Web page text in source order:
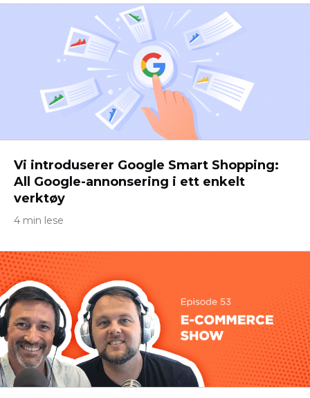
Vi introduserer Google Smart Shopping:
All Google-annonsering i ett enkelt
verktøy
4 min lese